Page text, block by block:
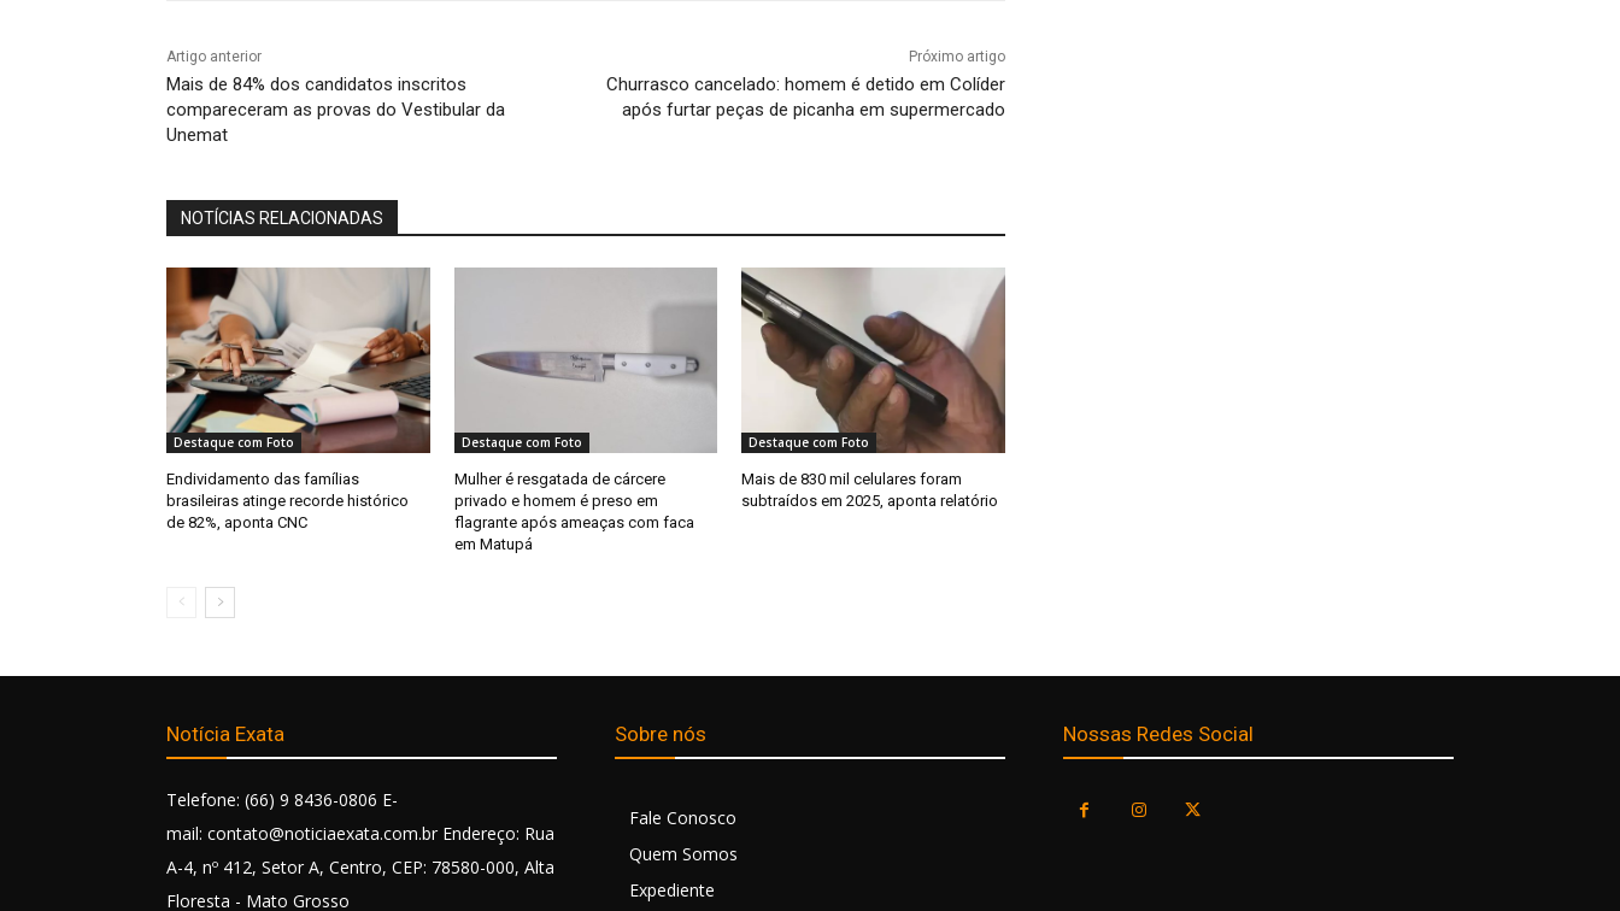
Artigo anterior
Mais de 84% dos candidatos inscritos
compareceram as provas do Vestibular da
Unemat
Próximo artigo
Churrasco cancelado: homem é detido em Colíder
após furtar peças de picanha em supermercado
NOTÍCIAS RELACIONADAS
Destaque com Foto
Endividamento das famílias
brasileiras atinge recorde histórico
de 82%, aponta CNC
Destaque com Foto
Mulher é resgatada de cárcere
privado e homem é preso em
flagrante após ameaças com faca
em Matupá
Destaque com Foto
Mais de 830 mil celulares foram
subtraídos em 2025, aponta relatório
Notícia Exata
Telefone: (66) 9 8436-0806 E-
mail: contato@noticiaexata.com.br Endereço: Rua
A-4, nº 412, Setor A, Centro, CEP: 78580-000, Alta
Floresta - Mato Grosso
Sobre nós
Fale Conosco
Quem Somos
Expediente
Nossas Redes Social